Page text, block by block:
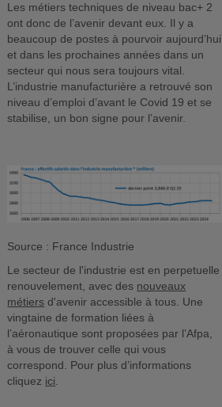
Les métiers techniques de niveau bac+ 2
ont donc de l’avenir devant eux. Il y a
beaucoup de postes à pourvoir aujourd’hui
et dans les prochaines années dans un
secteur qui nous sera toujours vital.
L’industrie manufacturière a retrouvé son
niveau d’emploi d’avant le Covid 19 et se
stabilise, un bon signe pour l’avenir.
Source : France Industrie
Le secteur de l'industrie est en perpetuelle
renouvelement, avec des nouveaux
métiers d'avenir accessible à tous. Une
vingtaine de formation liées à
l’aéronautique sont proposées par l’Afpa,
à vous de trouver celle qui vous
correspond. Pour plus d’informations
cliquez ici.